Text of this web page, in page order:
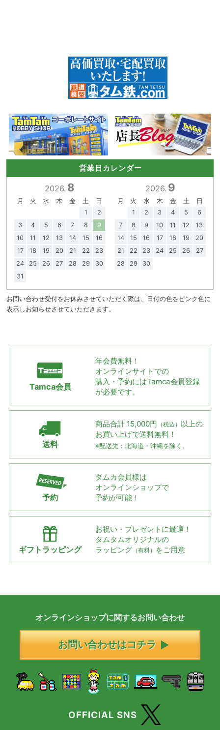
営業日カレンダー
2026. 8
月 火 水 木 金 土
日
1
2
3
4 5 6 7 8
9
10
11 12 13 14 15
16
17
18 19 20 21 22
23
24
25 26 27 28 29
30
31
2026. 9
月 火 水 木 金 土
日
1
2 3 4 5
6
7
8 9 10 11 12
13
14
15 16 17 18 19
20
21
22 23 24 25 26
27
28
29 30
お問い合わせ受付をお休みさせていただく際は、日付の色をピンク色に
表示しお知らせさせていただきます。
Tamca会員
年会費無料！
オンラインサイトでの
購入・予約にはTamca会員登録
が必要です。
送料
商品合計 15,000円 （税込） 以上の
お買い上げで送料無料！
※配送先：北海道・沖縄を除く。
予約
タムカ会員様は
オンラインショップで
予約が可能！
ギフトラッピング
お祝い・プレゼントに最適！
タムタムオリジナルの
ラッピング （有料） をご用意
オンラインショップに関するお問い合わせ
お問い合わせはコチラ
OFFICIAL SNS